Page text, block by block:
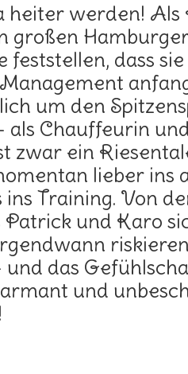
heiter werden!
großen
feststellen, dass
um den
als Chauffeurin
zwar ein
lieber ins
Training. Von
Patrick und Karo
das
und